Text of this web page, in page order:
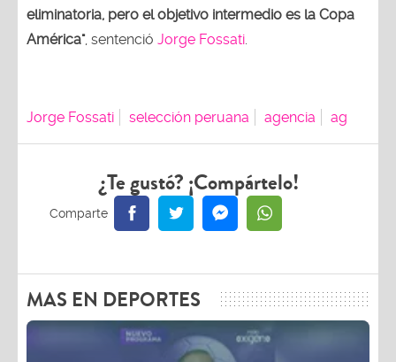
eliminatoria, pero el objetivo intermedio es la Copa
América", sentenció Jorge Fossati
Jorge Fossati selección peruana agencia ag
¿Te gustó? ¡Compártelo!
MAS EN DEPORTES